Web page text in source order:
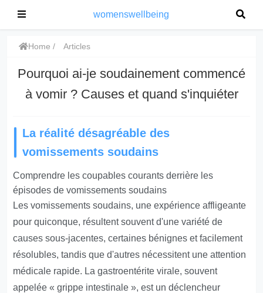
womenswellbeing
Home Articles
Pourquoi ai-je soudainement commencé
à vomir ? Causes et quand s'inquiéter
La réalité désagréable des
vomissements soudains
Comprendre les coupables courants derrière les
épisodes de vomissements soudains
Les vomissements soudains, une expérience affligeante
pour quiconque, résultent souvent d'une variété de
causes sous-jacentes, certaines bénignes et facilement
résolubles, tandis que d'autres nécessitent une attention
médicale rapide. La gastroentérite virale, souvent
appelée « grippe intestinale », est un déclencheur